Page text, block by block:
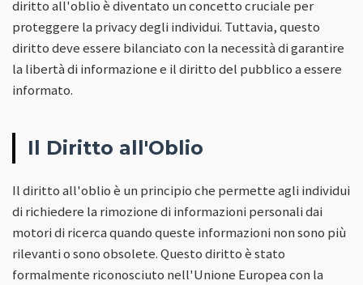
diritto all'oblio è diventato un concetto cruciale per
proteggere la privacy degli individui. Tuttavia, questo
diritto deve essere bilanciato con la necessità di garantire
la libertà di informazione e il diritto del pubblico a essere
informato.
Il Diritto all'Oblio
Il diritto all'oblio è un principio che permette agli individui
di richiedere la rimozione di informazioni personali dai
motori di ricerca quando queste informazioni non sono più
rilevanti o sono obsolete. Questo diritto è stato
formalmente riconosciuto nell'Unione Europea con la